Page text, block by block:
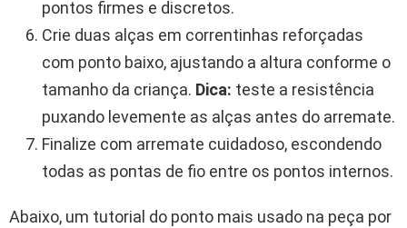
pontos firmes e discretos.
Crie duas alças em correntinhas reforçadas
com ponto baixo, ajustando a altura conforme o
tamanho da criança. Dica: teste a resistência
puxando levemente as alças antes do arremate.
Finalize com arremate cuidadoso, escondendo
todas as pontas de fio entre os pontos internos.
Abaixo, um tutorial do ponto mais usado na peça por